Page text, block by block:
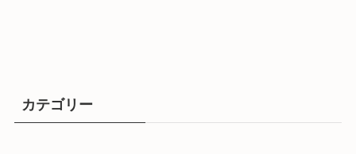
カテゴリー